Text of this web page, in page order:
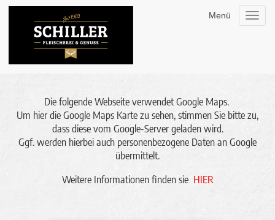
Menü
Die folgende Webseite verwendet Google Maps.
Um hier die Google Maps Karte zu sehen, stimmen Sie bitte zu,
dass diese vom Google-Server geladen wird.
Ggf. werden hierbei auch personenbezogene Daten an Google
übermittelt.
Weitere Informationen finden sie HIER